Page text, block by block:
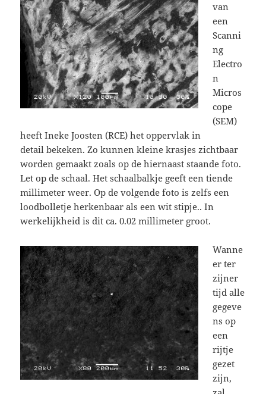
van
een
Scanni
ng
Electro
n
Micros
cope
(SEM)
heeft Ineke Joosten (RCE) het oppervlak in
detail bekeken. Zo kunnen kleine krasjes zichtbaar
worden gemaakt zoals op de hiernaast staande foto.
Let op de schaal. Het schaalbalkje geeft een tiende
millimeter weer. Op de volgende foto is zelfs een
loodbolletje herkenbaar als een wit stipje.. In
werkelijkheid is dit ca. 0.02 millimeter groot.
Wanne
er ter
zijner
tijd alle
gegeve
ns op
een
rijtje
gezet
zijn,